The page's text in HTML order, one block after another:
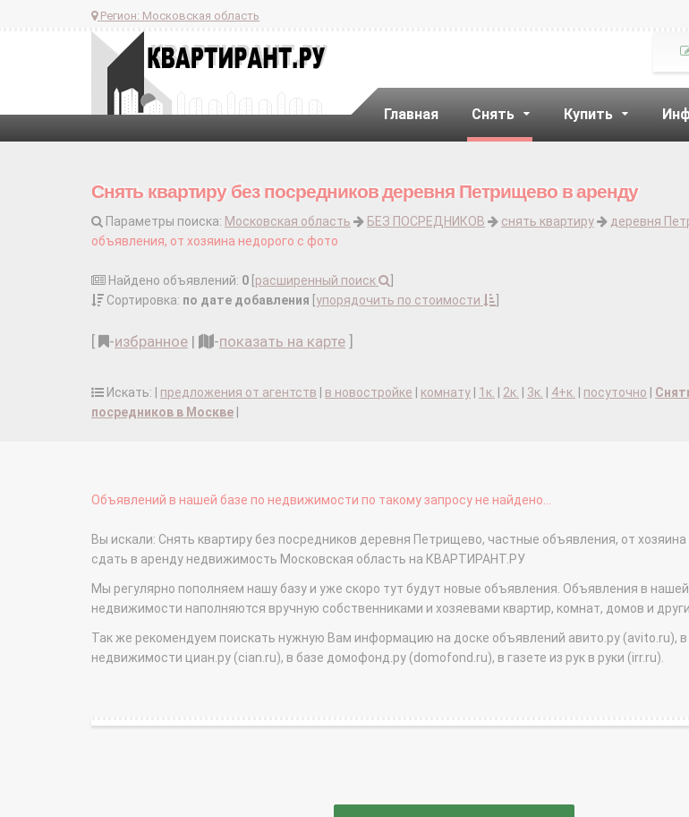
Регион: Московская область
Главная Снять Купить
Снять квартиру без посредников деревня Петрищево в аренду
Параметры поиска: Московская область БЕЗ ПОСРЕДНИКОВ снять квартиру деревня
объявления, от хозяина недорого с фото
Найдено объявлений: 0 расширенный поиск
Сортировка: по дате добавления упорядочить по стоимости
-избранное | -показать на карте
Искать: | предложения от агентств в новостройке комнату 1к. 2к. 3к. 4+к. посуточно
посредников в Москве
Объявлений в нашей базе по недвижимости по такому запросу не найдено...
Вы искали: Снять квартиру без посредников деревня Петрищево, частные объявления, от
сдать в аренду недвижимость Московская область на КВАРТИРАНТ.РУ
Мы регулярно пополняем нашу базу и уже скоро тут будут новые объявления. Объявления в
недвижимости наполняются вручную собственниками и хозяевами квартир, комнат, домов и
Так же рекомендуем поискать нужную Вам информацию на доске объявлений авито.ру (avito.ru), в
недвижимости циан.ру (cian.ru), в базе домофонд.ру (domofond.ru), в газете из рук в руки (irr.ru).